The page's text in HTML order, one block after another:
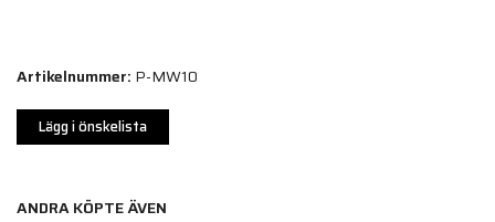
Artikelnummer: P-MW10
Lägg i önskelista
ANDRA KÖPTE ÄVEN